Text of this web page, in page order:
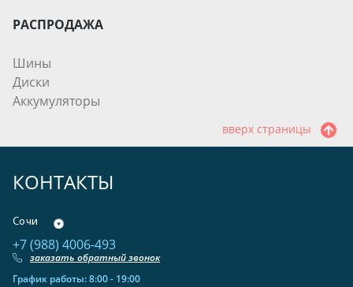
РАСПРОДАЖА
Шины
Диски
Аккумуляторы
вверх страницы
КОНТАКТЫ
Сочи
+7 (988) 4006-493
заказать обратный звонок
График работы: 8:00 - 19:00